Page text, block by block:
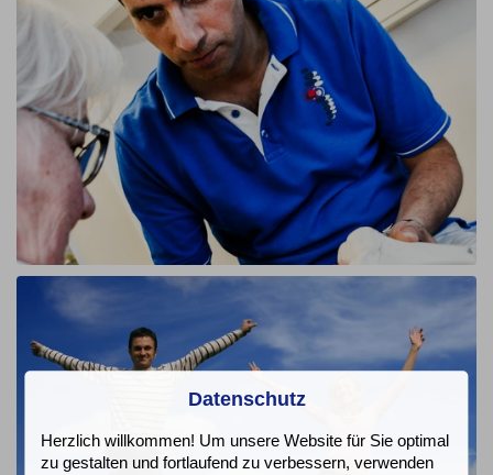
Datenschutz
Herzlich willkommen! Um unsere Website für Sie optimal
zu gestalten und fortlaufend zu verbessern, verwenden